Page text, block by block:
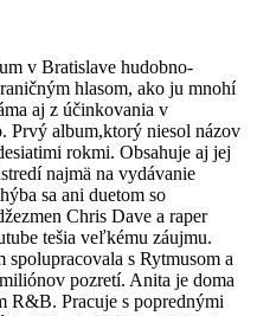
v Bratislave hudobno-
hlasom, ako ju mnohí
aj z účinkovania v
Prvý album,ktorý niesol názov
rokmi. Obsahuje aj jej
najmä na vydávanie
sa ani duetom so
Chris Dave a raper
tešia veľkému záujmu.
s Rytmusom a
pozretí. Anita je doma
R&B. Pracuje s poprednými